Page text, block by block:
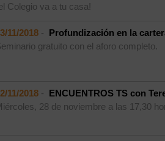
Colegio va a tu casa!
11/2018 - Profundización en la
gratuito con el aforo completo.
11/2018 - ENCUENTROS TS con
28 de noviembre a las 17,30